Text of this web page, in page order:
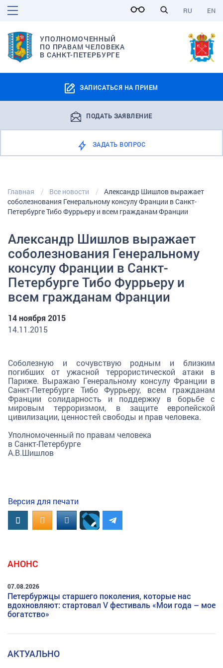
EN
RU
УПОЛНОМОЧЕННЫЙ
ПО ПРАВАМ ЧЕЛОВЕКА
В САНКТ-ПЕТЕРБУРГЕ
ЗАПИСАТЬСЯ НА ПРИЕМ
ПОДАТЬ ЗАЯВЛЕНИЕ
ЗАДАТЬ ВОПРОС
Главная Все новости
Александр Шишлов выражает
соболезнования Генеральному консулу Франции в Санкт-
Петербурге Тибо Фуррьеру и всем гражданам Франции
Александр Шишлов выражает
соболезнования Генеральному
консулу Франции в Санкт-
Петербурге Тибо Фуррьеру и
всем гражданам Франции
14 ноября 2015
14.11.2015
Соболезную и сочувствую родным и близким
погибших от ужасной террористической атаки в
Париже. Выражаю Генеральному консулу Франции в
Санкт-Петербурге Тибо Фуррьеру, всем гражданам
Франции солидарность и поддержку в борьбе с
мировым терроризмом, в защите европейской
цивилизации, ценностей свободы и прав человека.
Уполномоченный по правам человека
в Санкт-Петербурге
А.В.Шишлов
Версия для печати
ВконтактеOK.RUMAIL.RU
АНОНС
07.08.2026
Петербуржцы старшего поколения, которые нас
вдохновляют: стартовал V фестиваль «Мои года – мое
богатство»
АКТУАЛЬНО